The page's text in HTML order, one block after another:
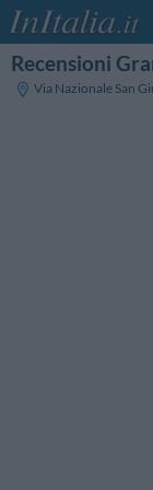
Recensioni
Via Nazionale San